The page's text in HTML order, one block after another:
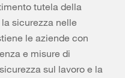
tutela della
sicurezza nelle
le aziende con
e misure di
sul lavoro e la